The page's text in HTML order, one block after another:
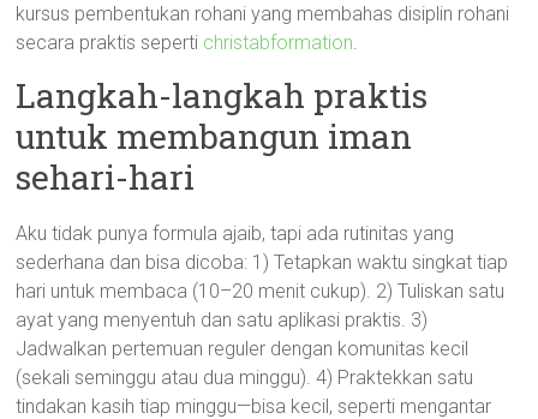
kursus pembentukan rohani yang membahas disiplin rohani
secara praktis seperti christabformation.
Langkah-langkah praktis
untuk membangun iman
sehari-hari
Aku tidak punya formula ajaib, tapi ada rutinitas yang
sederhana dan bisa dicoba: 1) Tetapkan waktu singkat tiap
hari untuk membaca (10–20 menit cukup). 2) Tuliskan satu
ayat yang menyentuh dan satu aplikasi praktis. 3)
Jadwalkan pertemuan reguler dengan komunitas kecil
(sekali seminggu atau dua minggu). 4) Praktekkan satu
tindakan kasih tiap minggu—bisa kecil, seperti mengantar